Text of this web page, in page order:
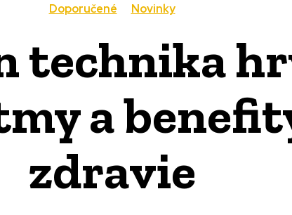
Doporučené Novinky
technika
a
zdravie